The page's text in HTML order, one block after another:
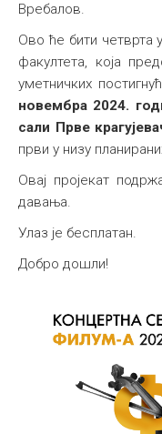
Вребалов.
Ово ће бити четврта
факултета, која
уметничких
новембра 2024.
сали Прве
први у низу
Овај пројекат
давања.
Улаз је бесплатан.
Добро дошли!